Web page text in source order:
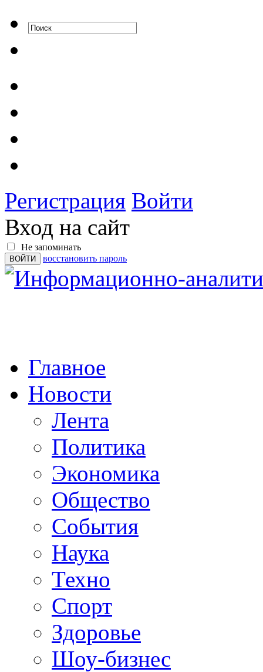
Регистрация Войти
Вход на сайт
Не запоминать
восстановить пароль
Главное
Новости
Лента
Политика
Экономика
Общество
События
Наука
Техно
Спорт
Здоровье
Шоу-бизнес